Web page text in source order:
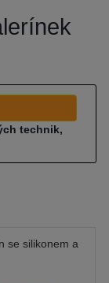
technik,
se silikonem a